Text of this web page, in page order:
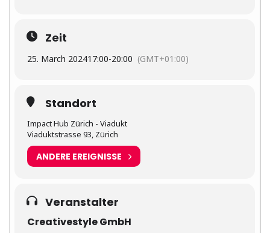
Zeit
25. March 202417:00-20:00 (GMT+01:00)
Standort
Impact Hub Zürich - Viadukt
Viaduktstrasse 93, Zürich
ANDERE EREIGNISSE
Veranstalter
Creativestyle GmbH